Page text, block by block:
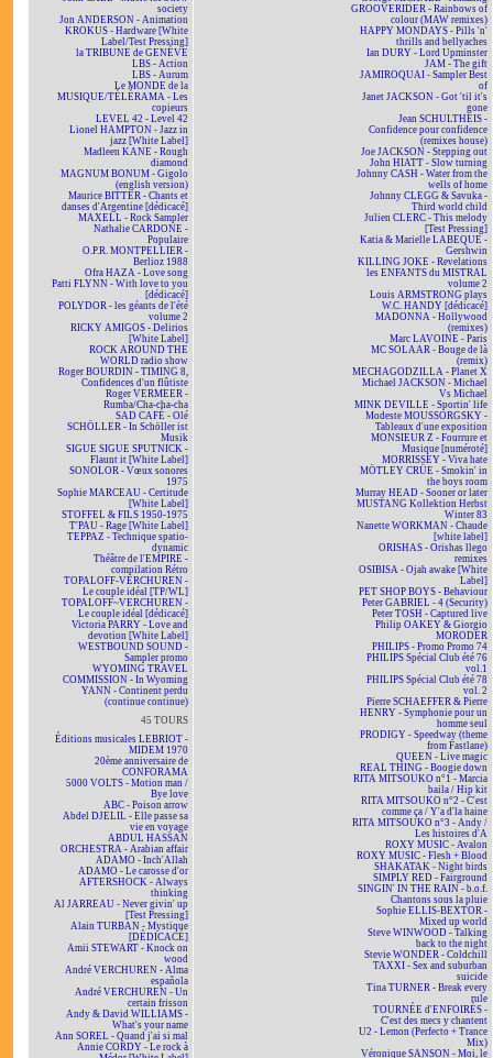
society
Jon ANDERSON - Animation
KROKUS - Hardware [White
Label/Test Pressing]
la TRIBUNE de GENÈVE
LBS - Action
LBS - Aurum
Le MONDE de la
MUSIQUE/TÉLÉRAMA - Les
copieurs
LEVEL 42 - Level 42
Lionel HAMPTON - Jazz in
jazz [White Label]
Madleen KANE - Rough
diamond
MAGNUM BONUM - Gigolo
(english version)
Maurice BITTER - Chants et
danses d'Argentine [dédicacé]
MAXELL - Rock Sampler
Nathalie CARDONE -
Populaire
O.P.R. MONTPELLIER -
Berlioz 1988
Ofra HAZA - Love song
Patti FLYNN - With love to you
[dédicacé]
POLYDOR - les géants de l'été
volume 2
RICKY AMIGOS - Delirios
[White Label]
ROCK AROUND THE
WORLD radio show
Roger BOURDIN - TIMING 8,
Confidences d'un flûtiste
Roger VERMEER -
Rumba/Cha-cha-cha
SAD CAFÉ - Olé
SCHÖLLER - In Schöller ist
Musik
SIGUE SIGUE SPUTNICK -
Flaunt it [White Label]
SONOLOR - Vœux sonores
1975
Sophie MARCEAU - Certitude
[White Label]
STOFFEL & FILS 1950-1975
T'PAU - Rage [White Label]
TEPPAZ - Technique spatio-
dynamic
Théâtre de l'EMPIRE -
compilation Rétro
TOPALOFF-VERCHUREN -
Le couple idéal [TP/WL]
TOPALOFF~VERCHUREN -
Le couple idéal [dédicacé]
Victoria PARRY - Love and
devotion [White Label]
WESTBOUND SOUND -
Sampler promo
WYOMING TRAVEL
COMMISSION - In Wyoming
YANN - Continent perdu
(continue continue)
45 TOURS
Éditions musicales LEBRIOT -
MIDEM 1970
20ème anniversaire de
CONFORAMA
5000 VOLTS - Motion man /
Bye love
ABC - Poison arrow
Abdel DJELIL - Elle passe sa
vie en voyage
ABDUL HASSAN
ORCHESTRA - Arabian affair
ADAMO - Inch'Allah
ADAMO - Le carosse d'or
AFTERSHOCK - Always
thinking
Al JARREAU - Never givin' up
[Test Pressing]
Alain TURBAN - Mystique
[DÉDICACÉ]
Amii STEWART - Knock on
wood
André VERCHUREN - Alma
española
André VERCHUREN - Un
certain frisson
Andy & David WILLIAMS -
What's your name
Ann SOREL - Quand j'ai si mal
Annie CORDY - Le rock à
GROOVERIDER - Rainbows of
colour (MAW remixes)
HAPPY MONDAYS - Pills 'n'
thrills and bellyaches
Ian DURY - Lord Upminster
JAM - The gift
JAMIROQUAI - Sampler Best
of
Janet JACKSON - Got 'til it's
gone
Jean SCHULTHEIS -
Confidence pour confidence
(remixes house)
Joe JACKSON - Stepping out
John HIATT - Slow turning
Johnny CASH - Water from the
wells of home
Johnny CLEGG & Savuka -
Third world child
Julien CLERC - This melody
[Test Pressing]
Katia & Marielle LABEQUE -
Gershwin
KILLING JOKE - Revelations
les ENFANTS du MISTRAL
volume 2
Louis ARMSTRONG plays
W.C. HANDY [dédicacé]
MADONNA - Hollywood
(remixes)
Marc LAVOINE - Paris
MC SOLAAR - Bouge de là
(remix)
MECHAGODZILLA - Planet X
Michael JACKSON - Michael
Vs Michael
MINK DEVILLE - Sportin' life
Modeste MOUSSORGSKY -
Tableaux d'une exposition
MONSIEUR Z - Fourrure et
Musique [numéroté]
MORRISSEY - Viva hate
MÖTLEY CRÜE - Smokin' in
the boys room
Murray HEAD - Sooner or later
MUSTANG Kollektion Herbst
Winter 83
Nanette WORKMAN - Chaude
[white label]
ORISHAS - Orishas llego
remixes
OSIBISA - Ojah awake [White
Label]
PET SHOP BOYS - Behaviour
Peter GABRIEL - 4 (Security)
Peter TOSH - Captured live
Philip OAKEY & Giorgio
MORODER
PHILIPS - Promo Promo 74
PHILIPS Spécial Club été 76
vol.1
PHILIPS Spécial Club été 78
vol. 2
Pierre SCHAEFFER & Pierre
HENRY - Symphonie pour un
homme seul
PRODIGY - Speedway (theme
from Fastlane)
QUEEN - Live magic
REAL THING - Boogie down
RITA MITSOUKO n°1 - Marcia
baila / Hip kit
RITA MITSOUKO n°2 - C'est
comme ça / Y'a d'la haine
RITA MITSOUKO n°3 - Andy /
Les histoires d'A
ROXY MUSIC - Avalon
ROXY MUSIC - Flesh + Blood
SHAKATAK - Night birds
SIMPLY RED - Fairground
SINGIN' IN THE RAIN - b.o.f.
Chantons sous la pluie
Sophie ELLIS-BEXTOR -
Mixed up world
Steve WINWOOD - Talking
back to the night
Stevie WONDER - Coldchill
TAXXI - Sex and suburban
suicide
Tina TURNER - Break every
rule
TOURNÉE d'ENFOIRÉS -
C'est des mecs y chantent
U2 - Lemon (Perfecto + Trance
Mix)
Véronique SANSON - Moi, le